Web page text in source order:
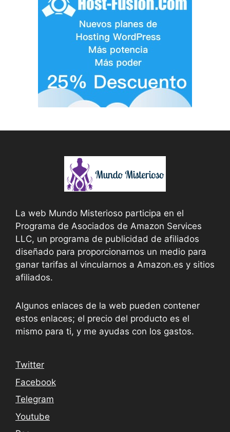
La web Mundo Misterioso participa en el
Programa de Asociados de Amazon Services
LLC, un programa de publicidad de afiliados
diseñado para proporcionarnos un medio para
ganar tarifas al vincularnos a Amazon.es y sitios
afiliados.
Algunos enlaces de la web pueden contener
estos enlaces; el precio del producto es el
mismo para ti, y me ayudas con los gastos.
Twitter
Facebook
Telegram
Youtube